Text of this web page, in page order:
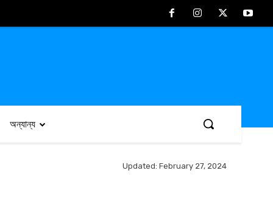
অন্যান্য
Updated: February 27, 2024